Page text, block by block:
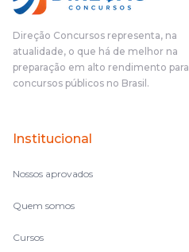
Direção Concursos representa, na
atualidade, o que há de melhor na
preparação em alto rendimento para
concursos públicos no Brasil.
Institucional
Nossos aprovados
Quem somos
Cursos